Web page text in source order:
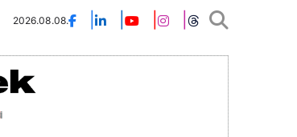
2026.08.08.